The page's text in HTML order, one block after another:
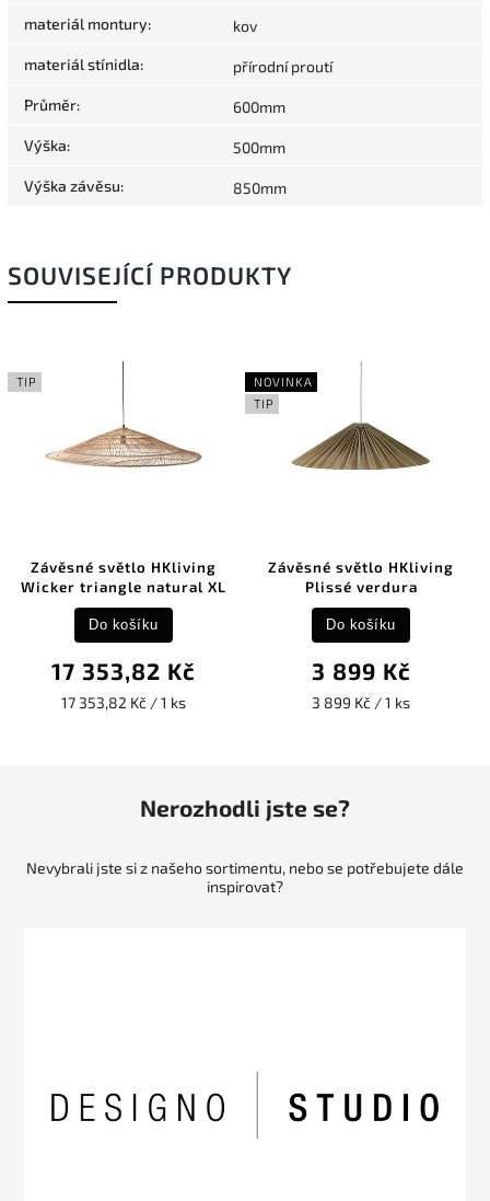
materiál montury: kov
materiál stínidla: přírodní proutí
Průměr: 600mm
Výška: 500mm
Výška závěsu: 850mm
SOUVISEJÍCÍ PRODUKTY
TIP
Závěsné světlo HKliving
Wicker triangle natural XL
17 353,82 Kč
17 353,82 Kč / 1 ks
Do košíku
NOVINKA
TIP
Závěsné světlo HKliving
Plissé verdura
3 899 Kč
3 899 Kč / 1 ks
Do košíku
Nerozhodli jste se?
Nevybrali jste si z našeho sortimentu, nebo se potřebujete dále
inspirovat?